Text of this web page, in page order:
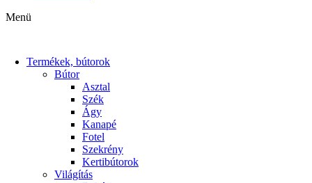
Menü
Termékek, bútorok
Bútor
Asztal
Szék
Ágy
Kanapé
Fotel
Szekrény
Kertibútorok
Világítás